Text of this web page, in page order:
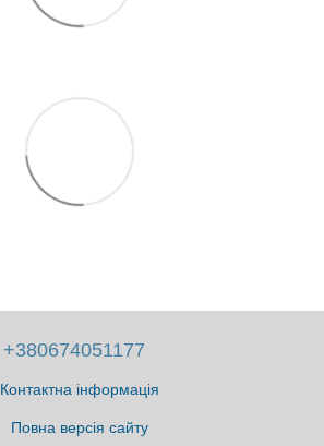
+380674051177
Контактна інформація
Повна версія сайту